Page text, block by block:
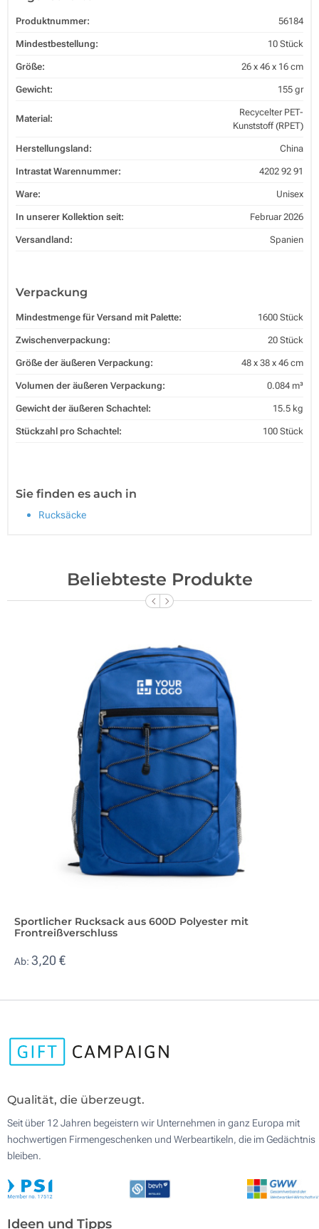
Produktnummer: 56184
Mindestbestellung: 10 Stück
Größe: 26 x 46 x 16 cm
Gewicht: 155 gr
Material:
Recycelter PET-
Kunststoff (RPET)
Herstellungsland: China
Intrastat Warennummer: 4202 92 91
Ware: Unisex
In unserer Kollektion seit: Februar 2026
Versandland: Spanien
Verpackung
Mindestmenge für Versand mit Palette: 1600 Stück
Zwischenverpackung: 20 Stück
Größe der äußeren Verpackung: 48 x 38 x 46 cm
Volumen der äußeren Verpackung: 0.084 m³
Gewicht der äußeren Schachtel: 15.5 kg
Stückzahl pro Schachtel: 100 Stück
Sie finden es auch in
Rucksäcke
Beliebteste Produkte
Sportlicher Rucksack aus 600D Polyester mit
Frontreißverschluss
Ab: 3,20 €
Qualität, die überzeugt.
Seit über 12 Jahren begeistern wir Unternehmen in ganz Europa mit
hochwertigen Firmengeschenken und Werbeartikeln, die im Gedächtnis
bleiben.
Ideen und Tipps